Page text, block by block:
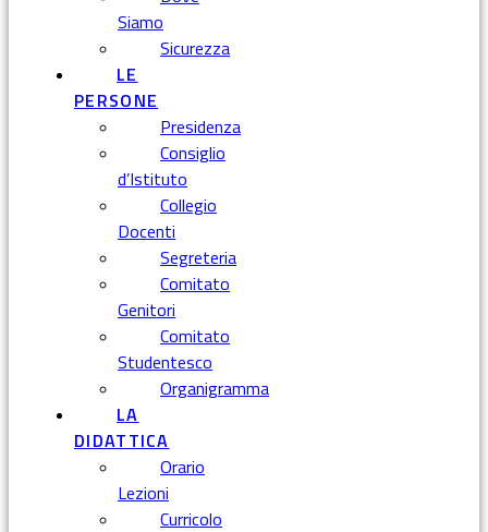
Siamo
Sicurezza
LE
PERSONE
Presidenza
Consiglio
d’Istituto
Collegio
Docenti
Segreteria
Comitato
Genitori
Comitato
Studentesco
Organigramma
LA
DIDATTICA
Orario
Lezioni
Curricolo